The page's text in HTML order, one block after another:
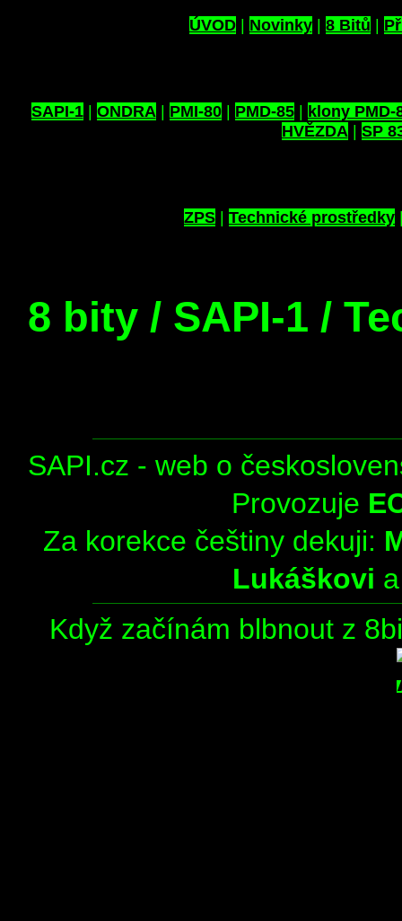
ÚVOD| Novinky| 8 Bitů |
SAPI-1| ONDRA | PMI-80| PMD-85| klony PMD-
HVĚZDA | SP
ZPS | Technické prostředky
8 bity / SAPI-1 /
SAPI.cz - web o
Provozuje
Za korekce češtiny dekuji:
Lukáškovi
Když začínám blbnout z